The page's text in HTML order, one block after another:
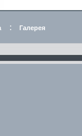
: Галерея